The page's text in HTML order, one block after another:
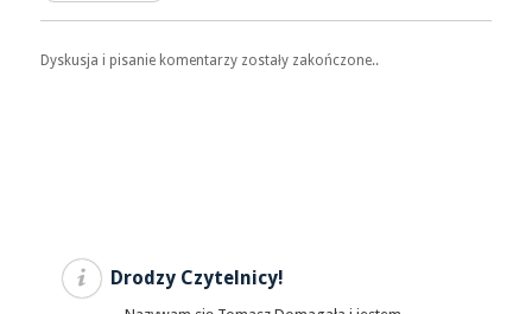
Dyskusja i pisanie komentarzy zostały zakończone..
Drodzy Czytelnicy!